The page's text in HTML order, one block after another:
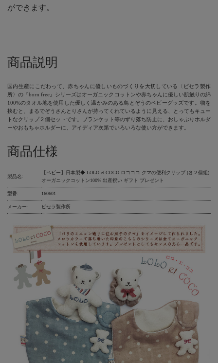
ができます。
商品説明
国内生産にこだわって、赤ちゃんに優しいものづくりを大切している〈ビセラ製作
所〉の『born free』シリーズはオーガニックコットンや赤ちゃんに優しい肌触りの綿
100%のタオル地を使用した優しく温かみのある鳥とぞうのベビーグッズです。物を
挟むと、まるでぞうさんとりさんが持ってくれているように見える、とってもキュー
トなクリップ２個セットです。ブランケット等のずり落ち防止に、おしゃぶりホルダ
ーやおもちゃホルダーに、アイディア次第でいろいろな使い方ができます。
商品仕様
製品名:
【ベビー】日本製◆ LOLO et COCO ロコココ クマの便利クリップ (各２個組)
オーガニックコットン100% 出産祝い ギフト プレゼント
型番: 160601
メーカー: ビセラ製作所